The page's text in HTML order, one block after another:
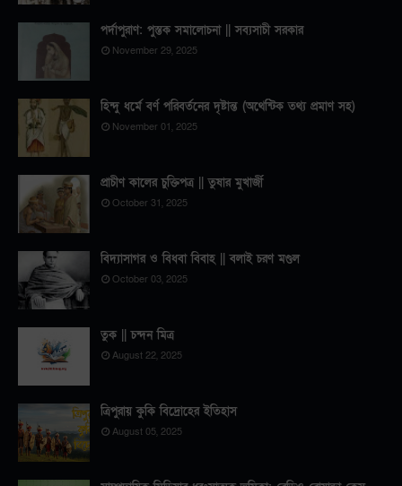
পর্দাপুরাণ: পুস্তক সমালোচনা || সব্যসাচী সরকার
November 29, 2025
হিন্দু ধর্মে বর্ণ পরিবর্তনের দৃষ্টান্ত (অথেন্টিক তথ্য প্রমাণ সহ)
November 01, 2025
প্রাচীণ কালের চুক্তিপত্র || তুষার মুখার্জী
October 31, 2025
বিদ্যাসাগর ও বিধবা বিবাহ || বলাই চরণ মণ্ডল
October 03, 2025
তুক || চন্দন মিত্র
August 22, 2025
ত্রিপুরায় কুকি বিদ্রোহের ইতিহাস
August 05, 2025